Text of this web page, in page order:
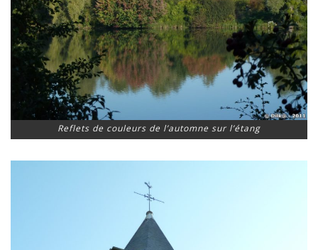
Reflets de couleurs de l’automne sur l’étang